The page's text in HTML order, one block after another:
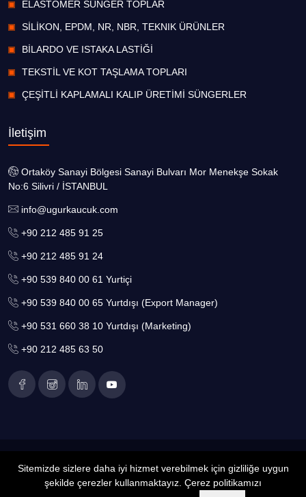
ELASTOMER SÜNGER TOPLAR
SİLİKON, EPDM, NR, NBR, TEKNIK ÜRÜNLER
BİLARDO VE ISTAKA LASTİĞİ
TEKSTİL VE KOT TAŞLAMA TOPLARI
ÇEŞİTLİ KAPLAMALI KALIP ÜRETİMİ SÜNGERLER
İletişim
Ortaköy Sanayi Bölgesi Sanayi Bulvarı Mor Menekşe Sokak
No:6 Silivri / İSTANBUL
info@ugurkaucuk.com
+90 212 485 91 25
+90 212 485 91 24
+90 539 840 00 61 Yurtiçi
+90 539 840 00 65 Yurtdışı (Export Manager)
+90 531 660 38 10 Yurtdışı (Marketing)
+90 212 485 63 50
2022Copyright Tüm Hakları Saklıdır. UK Uğur Kauçuk
Anatolia System
Sitemizde sizlere daha iyi hizmet verebilmek için gizliliğe uygun
şekilde çerezler kullanmaktayız. Çerez politikamızı